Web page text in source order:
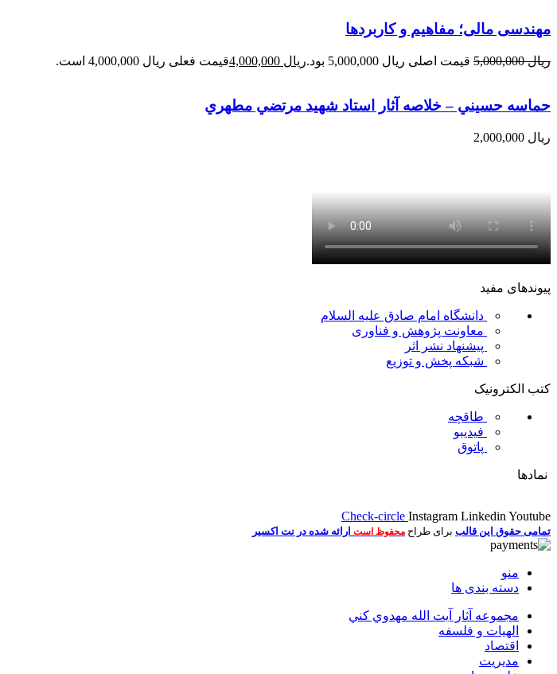
مهندسی مالی؛ مفاهیم و کاربردها
ریال5,000,000 قیمت اصلی ریال 5,000,000 بود. ریال قیمت فعلی ریال 4,000,000 است.
حماسه حسيني – خلاصه آثار استاد شهيد مرتضي مطهري
ریال
پیوندهای مفید
دانشگاه امام صادق علیه السلام
معاونت پژوهش و فناوری
پیشنهاد نشر اثر
شبکه پخش و توزیع
کتب الکترونیک
طاقچه
فیدیبو
پاتوق
نمادها
Check-circle Instagram Linkedin Youtube
تمامی حقوق این قالب برای طراح محفوظ است ارائه شده در نت اکسیر
منو
دسته بندی ها
مجموعه آثار آيت الله مهدوي كني
الهیات و فلسفه
اقتصاد
مديريت